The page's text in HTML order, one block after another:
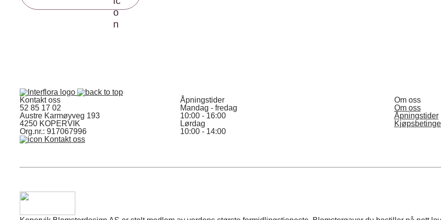
Kontakt oss
52 85 17 02
Austre Karmøyveg 193
4250 KOPERVIK
Org.nr.: 917067996
Kontakt oss
Åpningstider
Mandag - fredag
10:00 - 16:00
Lørdag
10:00 - 14:00
Om oss
Om oss
Åpningstider